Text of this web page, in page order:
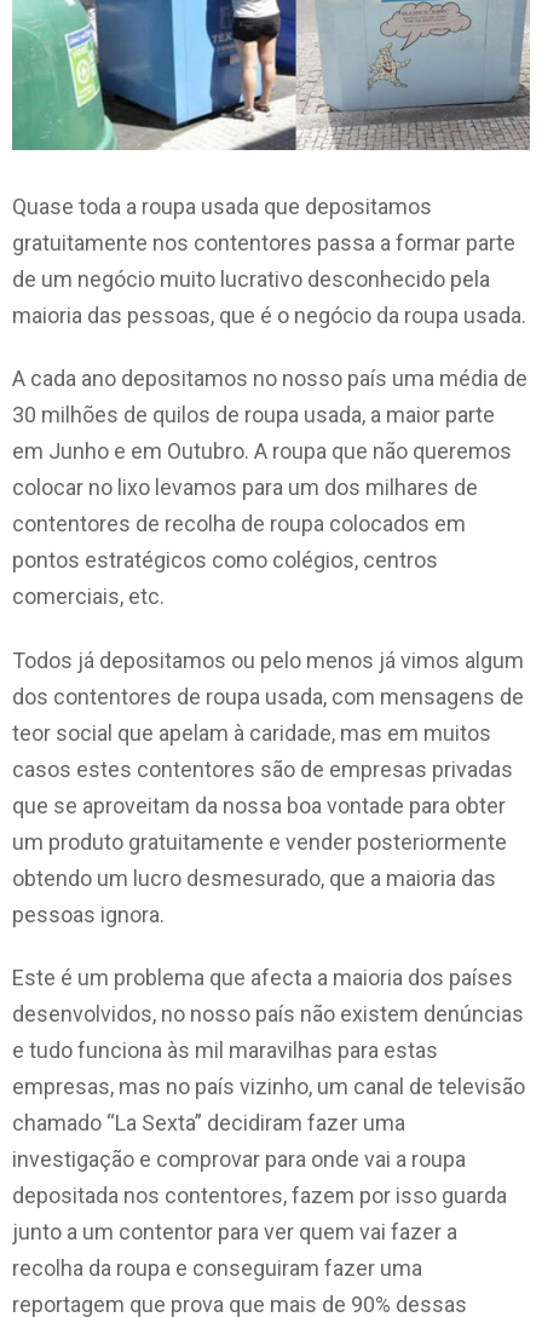
Quase toda a roupa usada que depositamos
gratuitamente nos contentores passa a formar parte
de um negócio muito lucrativo desconhecido pela
maioria das pessoas, que é o negócio da roupa usada.
A cada ano depositamos no nosso país uma média de
30 milhões de quilos de roupa usada, a maior parte
em Junho e em Outubro. A roupa que não queremos
colocar no lixo levamos para um dos milhares de
contentores de recolha de roupa colocados em
pontos estratégicos como colégios, centros
comerciais, etc.
Todos já depositamos ou pelo menos já vimos algum
dos contentores de roupa usada, com mensagens de
teor social que apelam à caridade, mas em muitos
casos estes contentores são de empresas privadas
que se aproveitam da nossa boa vontade para obter
um produto gratuitamente e vender posteriormente
obtendo um lucro desmesurado, que a maioria das
pessoas ignora.
Este é um problema que afecta a maioria dos países
desenvolvidos, no nosso país não existem denúncias
e tudo funciona às mil maravilhas para estas
empresas, mas no país vizinho, um canal de televisão
chamado “La Sexta” decidiram fazer uma
investigação e comprovar para onde vai a roupa
depositada nos contentores, fazem por isso guarda
junto a um contentor para ver quem vai fazer a
recolha da roupa e conseguiram fazer uma
reportagem que prova que mais de 90% dessas